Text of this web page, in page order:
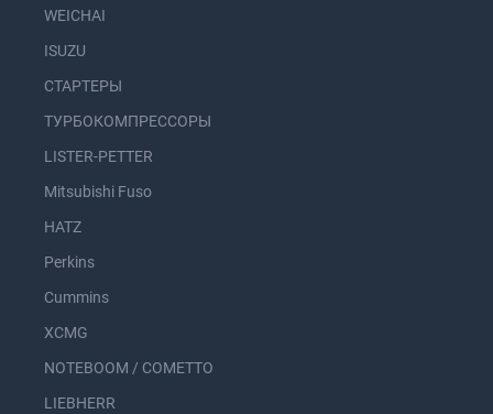
WEICHAI
ISUZU
СТАРТЕРЫ
ТУРБОКОМПРЕССОРЫ
LISTER-PETTER
Mitsubishi Fuso
HATZ
Perkins
Cummins
XCMG
NOTEBOOM / COMETTO
LIEBHERR